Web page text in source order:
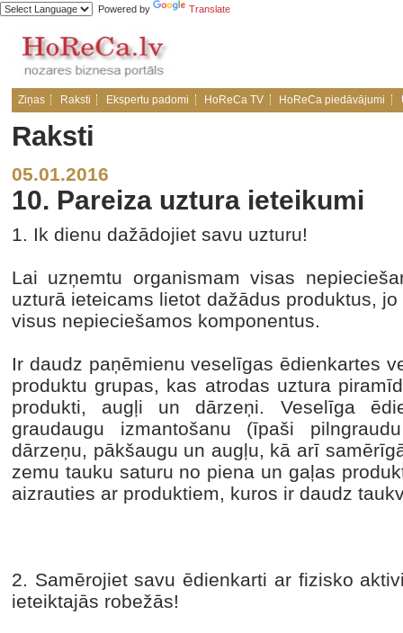
Powered by Translate
Ziņas Raksti Ekspertu padomi HoReCa TV HoReCa piedāvājumi
Raksti
05.01.2016
10. Pareiza uztura ieteikumi
1. Ik dienu dažādojiet savu uzturu!
Lai uzņemtu organismam visas
uzturā ieteicams lietot dažādus produktus,
visus nepieciešamos komponentus.
Ir daudz paņēmienu veselīgas ēdienkartes
produktu grupas, kas atrodas uztura
produkti, augļi un dārzeņi. Veselīga
graudaugu izmantošanu (īpaši
dārzeņu, pākšaugu un augļu, kā arī
zemu tauku saturu no piena un gaļas
aizrauties ar produktiem, kuros ir daudz
2. Samērojiet savu ēdienkarti ar fizisko
ieteiktajās robežās!